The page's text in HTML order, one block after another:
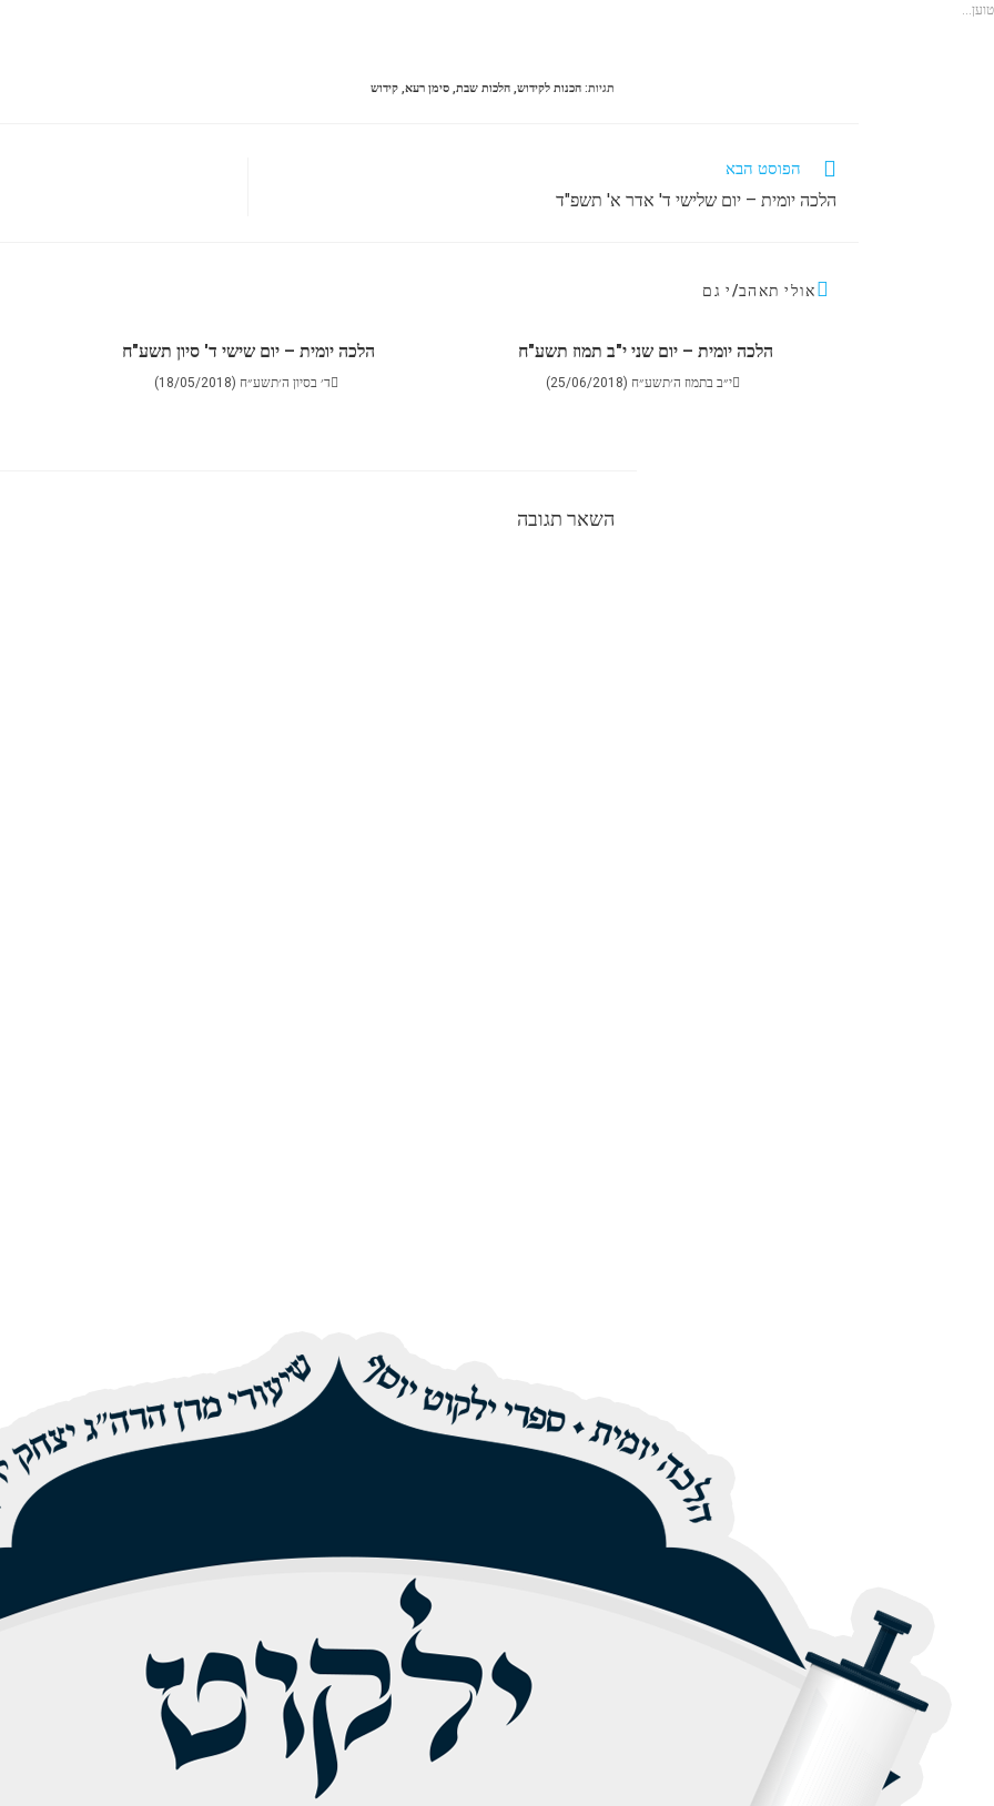
טוען...
תגיות: הכנות לקידוש, הלכות שבת, סימן רעא, קידוש
לקרוא
מאמרים
נוספים
הפוסט הבא
הלכה יומית – יום שלישי ד' אדר א' תשפ"ד
אולי תאהב/י גם
הלכה יומית – יום שישי ד' סיון תשע"ח
ד׳ בסיון ה׳תשע״ח (18/05/2018)
הלכה יומית – יום שני י"ב תמוז תשע"ח
י״ב בתמוז ה׳תשע״ח (25/06/2018)
השאר תגובה